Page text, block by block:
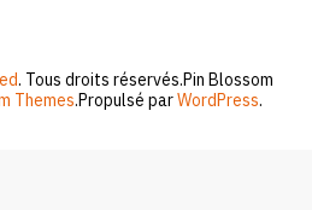
. Tous droits réservés.Pin Blossom
Themes.Propulsé parWordPress.